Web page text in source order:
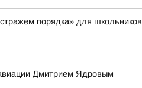
порядка» для школьников
Дмитрием Ядровым